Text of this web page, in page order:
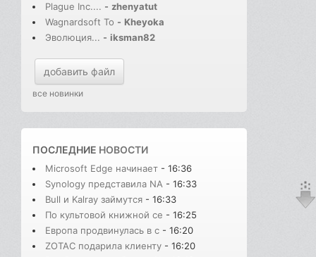
Plague Inc.... - zhenyatut
Wagnardsoft To - Kheyoka
Эволюция... - iksman82
добавить файл
все новинки
ПОСЛЕДНИЕ НОВОСТИ
Microsoft Edge начинает - 16:36
Synology представила NA - 16:33
Bull и Kalray займутся - 16:33
По культовой книжной се - 16:25
Европа продвинулась в с - 16:20
ZOTAC подарила клиенту - 16:20